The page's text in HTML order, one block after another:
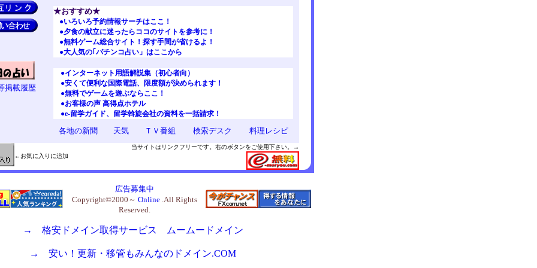
掲載履歴
★おすすめ★
●いろいろ予約情報サーチはここ！
●夕食の献立に迷ったらココのサイトを参考に！
●無料ゲーム総合サイト！探す手間が省けるよ！
●大人気の｢パチンコ占い」はここから
●インターネット用語解説集（初心者向）
●安くて便利な国際電話、限度額が決められます！
●無料でゲームを遊ぶならここ！
●お客様の声 高得点ホテル
●e-留学ガイド、留学斡旋会社の資料を一括請求！
各地の新聞 天気 ＴＶ番組 検索デスク 料理レシピ
← お気に入りに追加
当サイトはリンクフリーです。右のボタンをご使用下さい。→
広告募集中
Copyright©2000～ Online.All Rights
Reserved.
→ 格安ドメイン取得サービス ムームードメイン
→ 安い！更新・移管もみんなのドメイン.COM